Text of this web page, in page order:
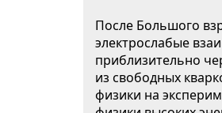
После Большого
электрослабые
приблизительно
из свободных
физики на